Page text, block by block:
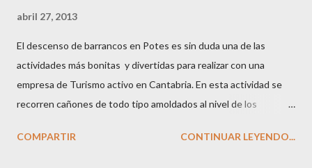
abril 27, 2013
El descenso de barrancos en Potes es sin duda una de las
actividades más bonitas y divertidas para realizar con una
empresa de Turismo activo en Cantabria. En esta actividad se
recorren cañones de todo tipo amoldados al nivel de los
puedan disfrutar de esta aventura y diversión. El descenso de
COMPARTIR CONTINUAR LEYENDO...